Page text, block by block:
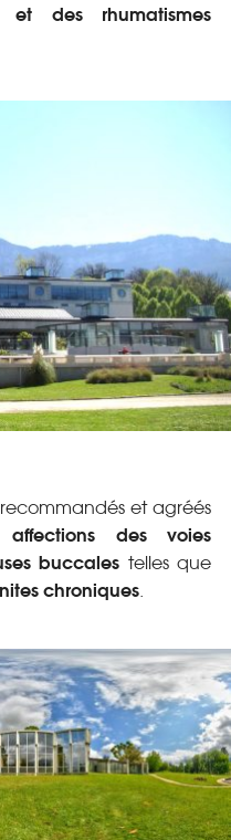
et des rhumatismes
et agréés
des voies
buccales telles que
chroniques.